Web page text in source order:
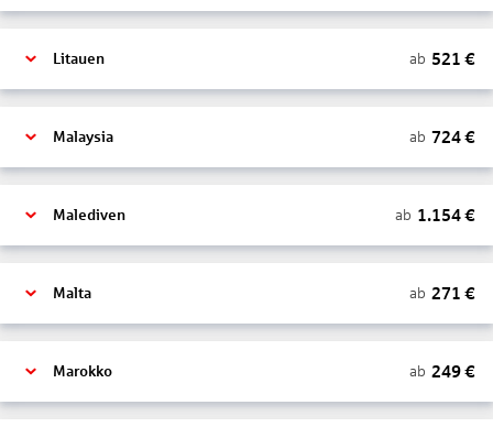
Litauen ab 521 €
Malaysia ab 724€
Malediven ab 1.154€
Malta ab 271 €
Marokko ab 249€